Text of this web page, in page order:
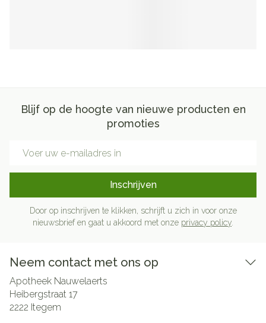
Blijf op de hoogte van nieuwe producten en
promoties
Inschrijven
Door op inschrijven te klikken, schrijft u zich in voor onze
nieuwsbrief en gaat u akkoord met onze privacy policy
Neem contact met ons op
Apotheek Nauwelaerts
Heibergstraat 17
2222 Itegem